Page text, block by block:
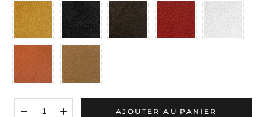
Jaune
(02044)
Noir
A
(89001)
Chocolat
(74626)
Rouge
(00247)
Blanc
Orange
(59102)
Marron
(00222)
AJOUTER AU PANIER